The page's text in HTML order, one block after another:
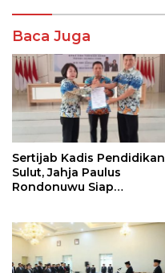
Baca Juga
Sertijab Kadis Pendidikan
Sulut, Jahja Paulus
Rondonuwu Siap